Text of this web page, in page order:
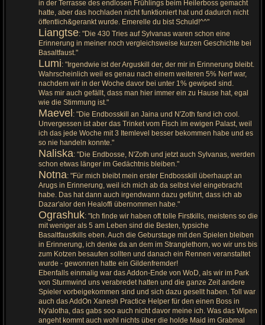
in der Terrasse des endlosen Frühlings beim Heilerboss gemacht
hatte, aber das hochladen nicht funktioniert hat und dadurch nicht
öffentlich&gerankt wurde. Emerelle du bist Schuld!^^"
Liangtse: "Die 430 Tries auf Sylvanas waren schon eine
Erinnerung in meiner noch vergleichsweise kurzen Geschichte bei
Basaltfaust."
Lumi: "Irgendwie ist der Arguskill der, der mir in Erinnerung bleibt.
Wahrscheinlich weil es genau nach einem weiteren 5% Nerf war,
nachdem wir in der Woche davor bei unter 1% gewiped sind.
Was mir auch gefällt, dass man hier immer ein zu Hause hat, egal
wie die Stimmung ist."
Maevel: "Die Endbosskill an Jaina und N'Zoth fand ich cool.
Unvergessen ist aber das Trinket vom Fisch im ewigen Palast, weil
ich das jede Woche mit 3 Itemlevel besser bekommen habe und es
so nie handeln konnte."
Naliska: "Die Endbosse, N'Zoth und jetzt auch Sylvanas, werden
schon etwas länger im Gedächtnis bleiben."
Notna: "Für mich bleibt mein erster Endbosskill überhaupt an
Arugs in Erinnerung, weil ich mich ab da selbst viel eingebracht
habe. Das hat dann auch irgendwann dazu geführt, dass ich ab
Dazar'alor den Healoffi übernommen habe."
Ograshuk: "Ich finde wir haben oft tolle Firstkills, meistens so die
mit weniger als 5 am Leben sind die Besten, typsiche
Basaltfaustkills eben. Auch die Geburstage mit den Spielen bleiben
in Erinnerung, ich denke da an dem im Stranglethorn, wo wir uns bis
zum Kotzen besaufen sollten und danach ein Rennen veranstaltet
wurde - gewonnen hatte ein Gildenfremder!
Ebenfalls einmalig war das Addon-Ende von WoD, als wir im Park
von Sturmwind uns verabredet hatten und die ganze Zeit andere
Spieler vorbeigekommen sind und sich dazu gesellt haben. Toll war
auch das AddOn Xanesh Practice Helper für den einen Boss in
Ny'alotha, das gabs soo auch nicht davor meine ich. Was das Wipen
angeht kommt auch wohl nichts über die holde Maid im Grabmal